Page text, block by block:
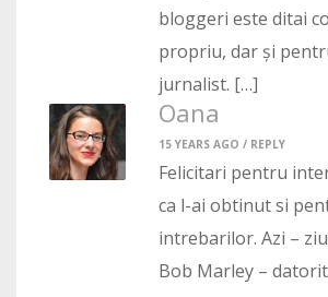
bloggeri este ditai
propriu, dar și
jurnalist. […]
Oana
15 YEARS AGO / REPLY
Felicitari pentru
ca l-ai obtinut si
intrebarilor. Azi –
Bob Marley –